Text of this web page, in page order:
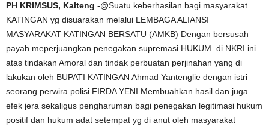
PH KRIMSUS, Kalteng -@Suatu keberhasilan bagi masyarakat
KATINGAN yg disuarakan melalui LEMBAGA ALIANSI
MASYARAKAT KATINGAN BERSATU (AMKB) Dengan bersusah
payah meperjuangkan penegakan supremasi HUKUM di NKRI ini
atas tindakan Amoral dan tindak perbuatan perjinahan yang di
lakukan oleh BUPATI KATINGAN Ahmad Yantenglie dengan istri
seorang perwira polisi FIRDA YENI Membuahkan hasil dan juga
efek jera sekaligus pengharuman bagi penegakan legitimasi hukum
positif dan hukum adat setempat yg di anut oleh masyarakat